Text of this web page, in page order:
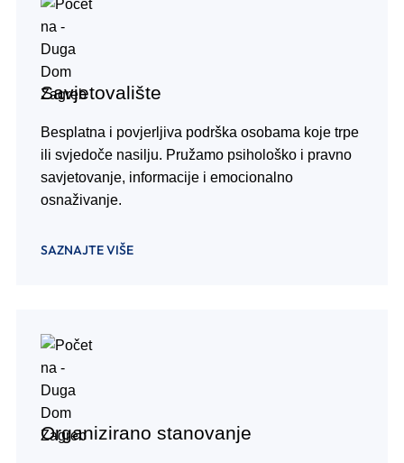
Savjetovalište
Besplatna i povjerljiva podrška osobama koje trpe
ili svjedoče nasilju. Pružamo psihološko i pravno
savjetovanje, informacije i emocionalno
osnaživanje.
SAZNAJTE VIŠE
Organizirano stanovanje